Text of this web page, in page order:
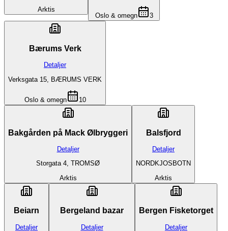
Arktis
Oslo & omegn 3
Bærums Verk
Detaljer
Verksgata 15, BÆRUMS VERK
Oslo & omegn 10
Bakgården på Mack Ølbryggeri
Detaljer
Storgata 4, TROMSØ
Arktis
Balsfjord
Detaljer
NORDKJOSBOTN
Arktis
Beiarn
Detaljer
Bergeland bazar
Detaljer
Bergen Fisketorget
Detaljer